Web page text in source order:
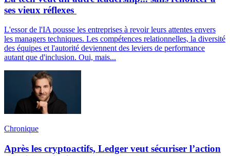
ses vieux réflexes
L'essor de l'IA pousse les entreprises à revoir leurs attentes envers
les managers techniques. Les compétences relationnelles, la diversité
des équipes et l'autorité deviennent des leviers de performance
autant que d'inclusion. Oui, mais...
Chronique
Après les cryptoactifs, Ledger veut sécuriser l’action